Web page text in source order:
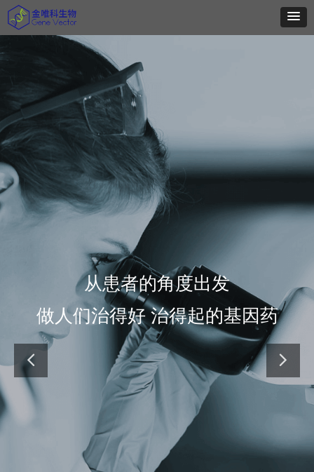
从患者的角度出发
做人们治得好 治得起的基因药